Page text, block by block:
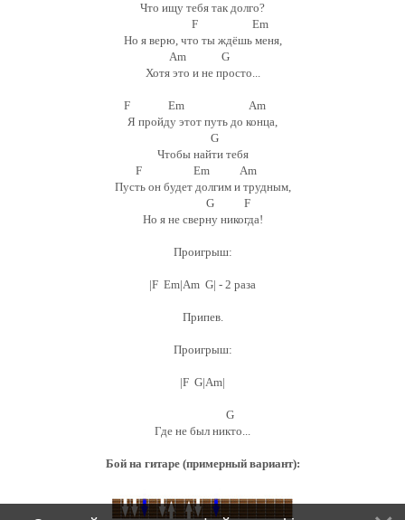
Что ищу тебя так долго?
F Em
Но я верю, что ты ждёшь меня,
Am G
Хотя это и не просто...
F Em Am
Я пройду этот путь до конца,
G
Чтобы найти тебя
F Em Am
Пусть он будет долгим и трудным,
G F
Но я не сверну никогда!
Проигрыш:
|F Em|Am G| - 2 раза
Припев.
Проигрыш:
|F G|Am|
G
Где не был никто...
Бой на гитаре (примерный вариант):